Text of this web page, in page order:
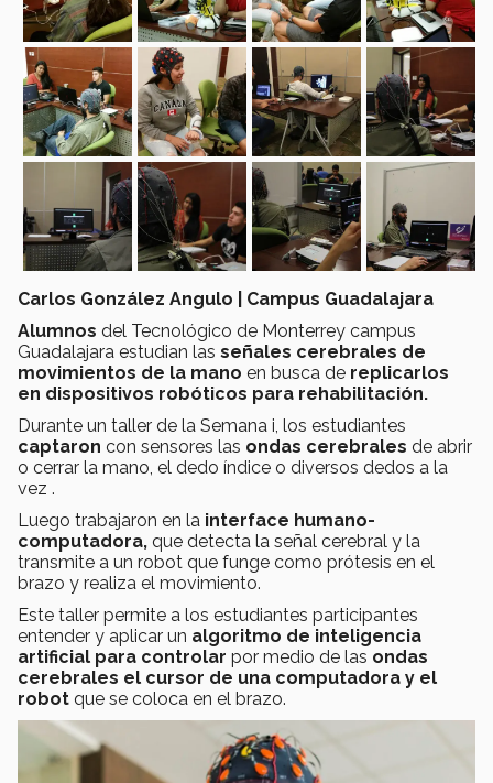
Carlos González Angulo | Campus Guadalajara
Alumnos del Tecnológico de Monterrey campus
Guadalajara estudian las señales cerebrales de
movimientos de la mano en busca de replicarlos
en dispositivos robóticos para rehabilitación.
Durante un taller de la Semana i, los estudiantes
captaron con sensores las ondas cerebrales de abrir
o cerrar la mano, el dedo índice o diversos dedos a la
vez .
Luego trabajaron en la interface humano-
computadora, que detecta la señal cerebral y la
transmite a un robot que funge como prótesis en el
brazo y realiza el movimiento.
Este taller permite a los estudiantes participantes
entender y aplicar un algoritmo de inteligencia
artificial para controlar por medio de las ondas
cerebrales el cursor de una computadora y el
robot que se coloca en el brazo.